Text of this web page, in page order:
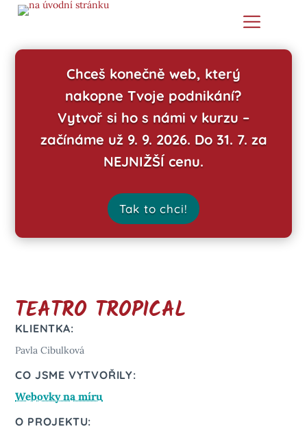
Chceš konečně web, který
nakopne Tvoje podnikání?
Vytvoř si ho s námi v kurzu –
začínáme už 9. 9. 2026. Do 31. 7. za
NEJNIŽŠÍ cenu.
Tak to chci!
TEATRO TROPICAL
KLIENTKA:
Pavla Cibulková
CO JSME VYTVOŘILY:
Webovky na míru
O PROJEKTU: